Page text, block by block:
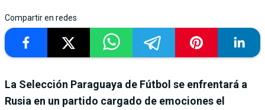
Compartir en redes
La Selección Paraguaya de Fútbol se enfrentará a
Rusia en un partido cargado de emociones el